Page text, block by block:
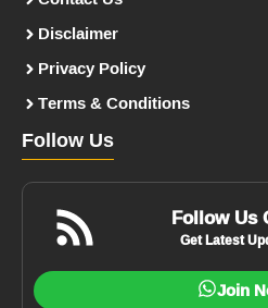
Disclaimer
Privacy Policy
Terms & Conditions
Follow Us
Follow Us
Get Latest
Join